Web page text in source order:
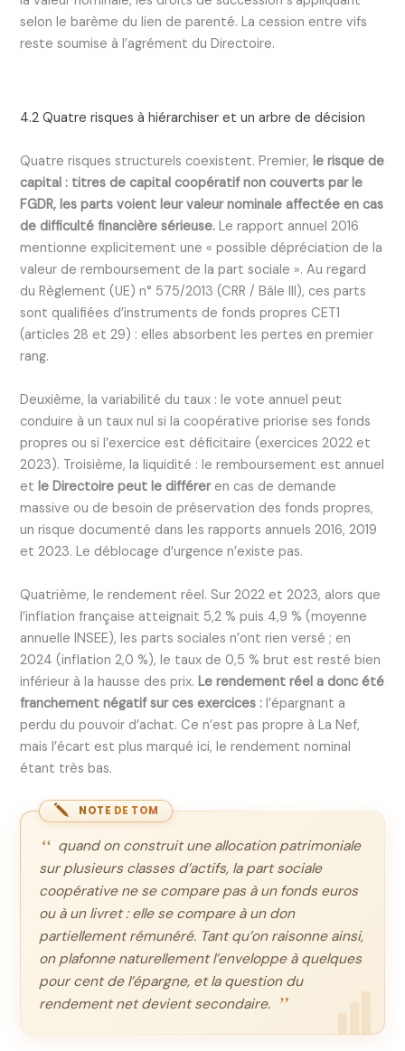
selon le barème du lien de parenté. La cession entre vifs
reste soumise à l’agrément du Directoire.
4.2 Quatre risques à hiérarchiser et un arbre de décision
Quatre risques structurels coexistent. Premier,le risque de
capital : titres de capital coopératif non couverts par le
FGDR, les parts voient leur valeur nominale affectée en cas
de difficulté financière sérieuse. Le rapport annuel 2016
mentionne explicitement une « possible dépréciation de la
valeur de remboursement de la part sociale ». Au regard
du Règlement (UE) n° 575/2013 (CRR / Bâle III), ces parts
sont qualifiées d’instruments de fonds propres CET1
(articles 28 et 29) : elles absorbent les pertes en premier
rang.
Deuxième, la variabilité du taux : le vote annuel peut
conduire à un taux nul si la coopérative priorise ses fonds
propres ou si l’exercice est déficitaire (exercices 2022 et
2023). Troisième, la liquidité : le remboursement est annuel
etle Directoire peut le différeren cas de demande
massive ou de besoin de préservation des fonds propres,
un risque documenté dans les rapports annuels 2016, 2019
et 2023. Le déblocage d’urgence n’existe pas.
Quatrième, le rendement réel. Sur 2022 et 2023, alors que
l’inflation française atteignait 5,2 % puis 4,9 % (moyenne
annuelle INSEE), les parts sociales n’ont rien versé ; en
2024 (inflation 2,0 %), le taux de 0,5 % brut est resté bien
inférieur à la hausse des prix.Le rendement réel a donc été
franchement négatif sur ces exercices : l’épargnant a
perdu du pouvoir d’achat. Ce n’est pas propre à La Nef,
mais l’écart est plus marqué ici, le rendement nominal
étant très bas.
NOTE DE TOM
quand on construit une allocation patrimoniale
sur plusieurs classes d’actifs, la part sociale
coopérative ne se compare pas à un fonds euros
ou à un livret : elle se compare à un don
partiellement rémunéré. Tant qu’on raisonne ainsi,
on plafonne naturellement l’enveloppe à quelques
pour cent de l’épargne, et la question du
rendement net devient secondaire.